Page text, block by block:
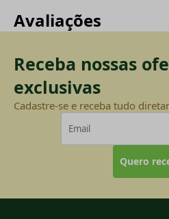
Avaliações
Receba nossas
exclusivas
Cadastre-se e receba tudo
Quero